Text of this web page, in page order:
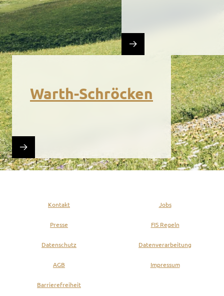
Warth-Schröcken
Kontakt Jobs
Presse FIS Regeln
Datenschutz Datenverarbeitung
AGB Impressum
Barrierefreiheit